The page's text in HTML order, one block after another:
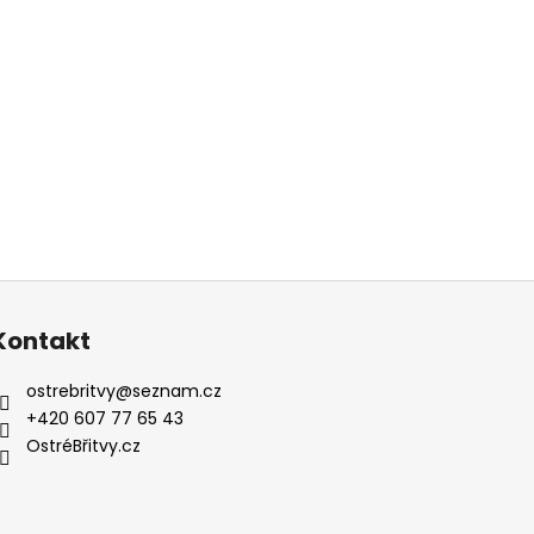
ostrebritvy@seznam.cz
+420 607 77 65 43
OstréBřitvy.cz